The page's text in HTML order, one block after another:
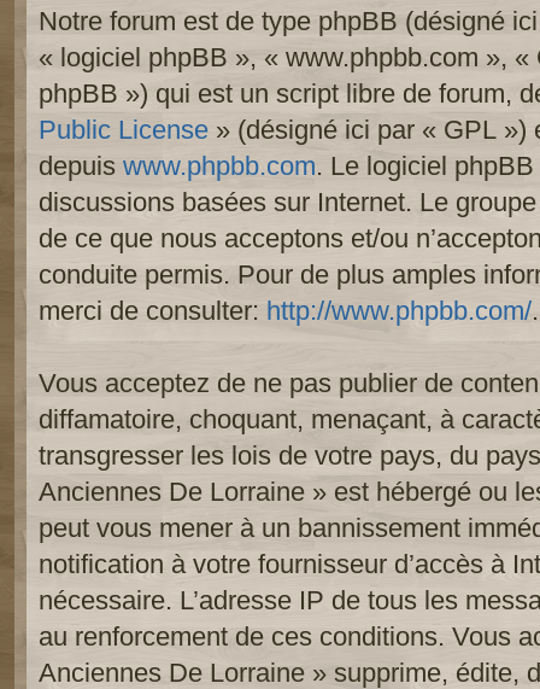
Notre forum est de type phpBB (désigné
« logiciel phpBB », « www.phpbb.com »,
phpBB ») qui est un script libre de forum,
Public License » (désigné ici par « GPL »)
depuis www.phpbb.com. Le logiciel
discussions basées sur Internet. Le
de ce que nous acceptons et/ou
conduite permis. Pour de plus amples
merci de consulter: http://www.phpbb.com/.
Vous acceptez de ne pas publier de
diffamatoire, choquant, menaçant, à
transgresser les lois de votre pays, du
Anciennes De Lorraine » est hébergé ou
peut vous mener à un bannissement
notification à votre fournisseur d’accès à
nécessaire. L’adresse IP de tous les
au renforcement de ces conditions. Vous
Anciennes De Lorraine » supprime, édite,